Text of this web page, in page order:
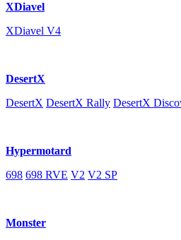
XDiavel
XDiavel V4
DesertX
DesertX DesertX Rally DesertX
Hypermotard
698 698 RVE V2 V2 SP
Monster